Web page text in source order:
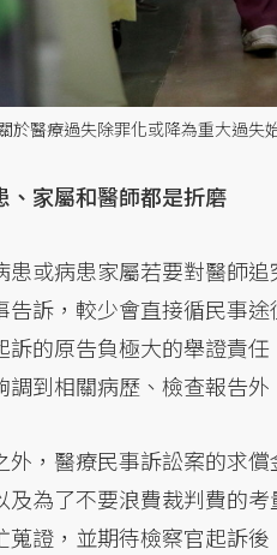
於醫療過失除罪化或降為重大過失
、家屬和醫師都是折磨
患或病患家屬若要對醫師
告訴，較少會直接循民事
訴的原告負極大的舉證責
調到相關病歷、檢查報告
外，醫療民事訴訟案的求
及為了不要浪費裁判費的
蒐證，並期待檢察官起訴